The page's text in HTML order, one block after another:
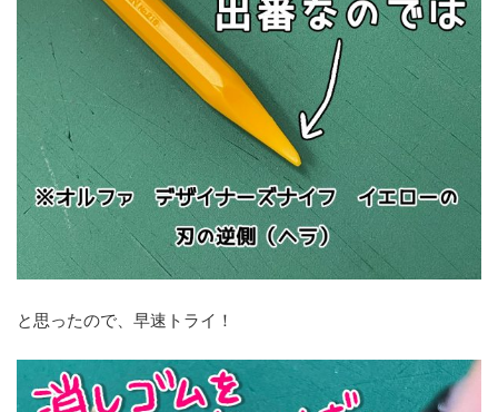
と思ったので、早速トライ！